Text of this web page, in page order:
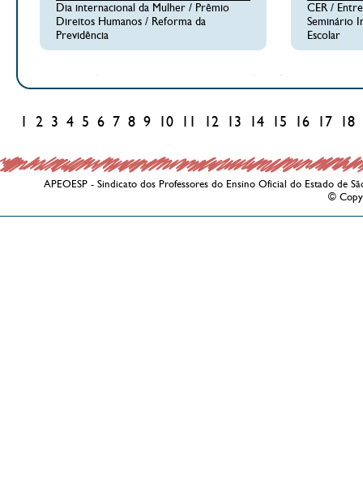
Dia internacional da Mulher / Prêmio
Direitos Humanos / Reforma da
Previdência
CER /
Seminário
Escolar
2 3 4 5 6 7 8 9 10 12 13 14 15 16 17 18
APEOESP - Sindicato dos Professores do Ensino Oficial do Estado de
©